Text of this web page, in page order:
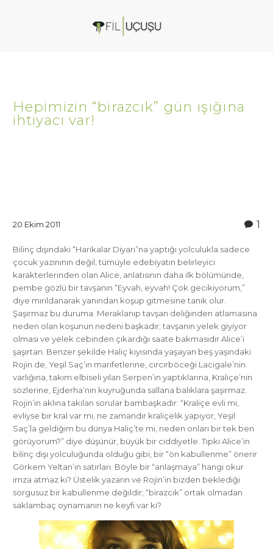
Hepimizin “birazcık” gün ışığına
ihtiyacı var!
1
20 Ekim 2011
Bilinç dışındaki “Harikalar Diyarı”na yaptığı yolculukla sadece
çocuk yazınının değil, tümüyle edebiyatın belirleyici
karakterlerinden olan Alice, anlatısının daha ilk bölümünde,
pembe gözlü bir tavşanın “Eyvah, eyvah! Çok gecikiyorum,”
diye mırıldanarak yanından koşup gitmesine tanık olur.
Şaşırmaz bu duruma. Meraklanıp tavşan deliğinden atlamasına
neden olan koşunun nedeni başkadır; tavşanın yelek giyiyor
olması ve yelek cebinden çıkardığı saate bakmasıdır Alice’i
şaşırtan. Benzer şekilde Haliç kıyısında yaşayan beş yaşındaki
Rojin de, Yeşil Saç’ın marifetlerine, cırcırböceği Lacigale’nin
varlığına, takım elbiseli yılan Serpen’in yaptıklarına, Kraliçe’nin
sözlerine, Ejderha’nın kuyruğunda sallana balıklara şaşırmaz.
Rojin’in aklına takılan sorular bambaşkadır: “Kraliçe evli mi,
evliyse bir kral var mı, ne zamandır kraliçelik yapıyor, Yeşil
Saç’la geldiğim bu dünya Haliç’te mi, neden onları bir tek ben
görüyorum?” diye düşünür, büyük bir ciddiyetle. Tıpkı Alice’in
bilinç dışı yolculuğunda olduğu gibi, bir “ön kabullenme” önerir
Görkem Yeltan’ın satırları. Böyle bir “anlaşmaya” hangi okur
imza atmaz ki? Üstelik yazarın ve Rojin’in bizden beklediği
sorgusuz bir kabullenme değildir; “birazcık” ortak olmadan
saklambaç oynamanın ne keyfi var ki?